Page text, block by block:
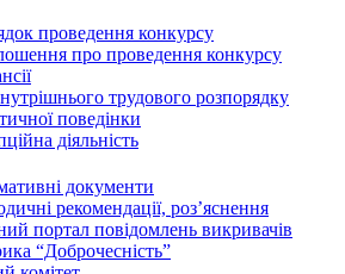
проведення конкурсу
про проведення конкурсу
трудового розпорядку
поведінки
діяльність
документи
рекомендації, роз’яснення
портал повідомлень викривачів
“Доброчесність”